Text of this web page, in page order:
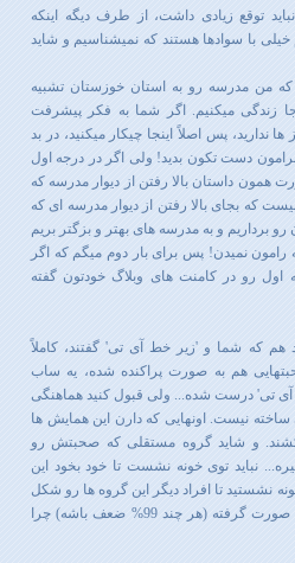
توقع زیادی داشت، از طرف دیگه اینکه
با سوادها هستند که نمیشناسیم و شاید
من مدرسه رو به استان خوزستان تشبیه
زندگی میکنیم. اگر شما به فکر پیشرفت
ندارید، پس اصلاً اینجا چیکار میکنید، در بد
برامون دست تکون بدید! ولی اگر در درجه اول
همون داستان بالا رفتن از دیوار مدرسه که
که بجای بالا رفتن از دیوار مدرسه ای که
برداریم و به مدرسه های بهتر و بزگتر بریم
رامون نمیدن! پس برای بار دوم میگم که اگر
اول رو در کامنت های وبلاگ خودتون گفته
هم که شما و 'زیر خط آی تی' گفتند، کاملاً
هم به صورت پراکنده شده، یه ساب
تی' درست شده... ولی قبول کنید هماهنگی
نیست. اونهایی که دارن این همایش ها
و شاید گروه مستقلی که صحبتش رو
نباید توی خونه نشست تا خود بخود این
نشستید تا افراد دیگر این گروه ها رو شکل
بدن، چرا حالا که بعد n سال حرکتی صورت گرفته (هر چند 99% ضعف باشه) چرا